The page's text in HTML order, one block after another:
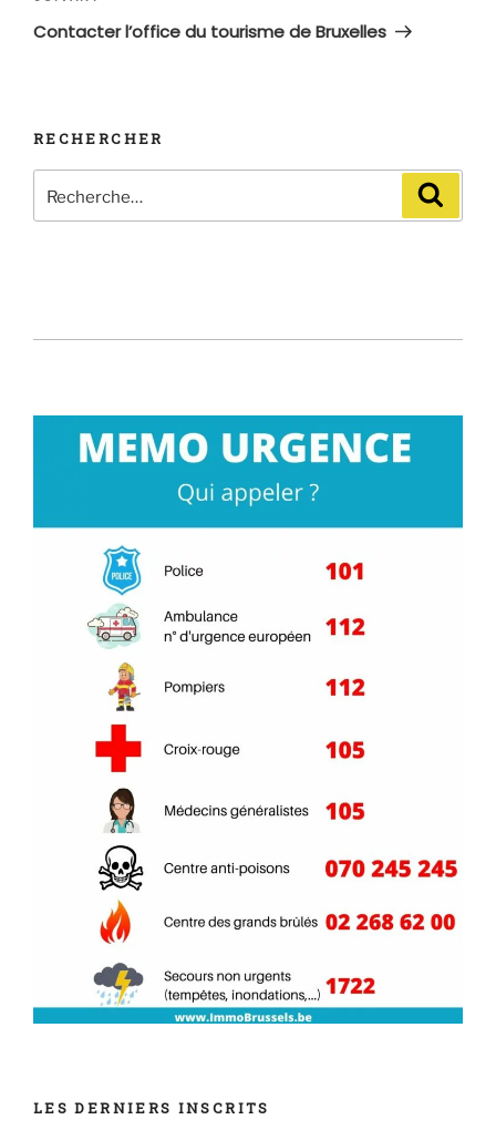
suivant
Contacter l’office du tourisme de Bruxelles
RECHERCHER
pour
LES DERNIERS INSCRITS